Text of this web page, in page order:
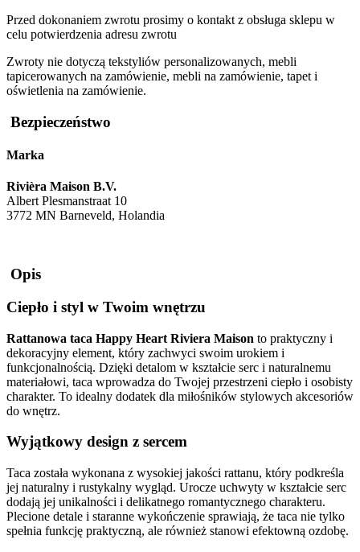
Przed dokonaniem zwrotu prosimy o kontakt z obsługa sklepu w
celu potwierdzenia adresu zwrotu
Zwroty nie dotyczą tekstyliów personalizowanych, mebli
tapicerowanych na zamówienie, mebli na zamówienie, tapet i
oświetlenia na zamówienie.
Bezpieczeństwo
Marka
Rivièra Maison B.V.
Albert Plesmanstraat 10
3772 MN Barneveld, Holandia
Opis
Ciepło i styl w Twoim wnętrzu
Rattanowa taca Happy Heart Riviera Maison to praktyczny i
dekoracyjny element, który zachwyci swoim urokiem i
funkcjonalnością. Dzięki detalom w kształcie serc i naturalnemu
materiałowi, taca wprowadza do Twojej przestrzeni ciepło i osobisty
charakter. To idealny dodatek dla miłośników stylowych akcesoriów
do wnętrz.
Wyjątkowy design z sercem
Taca została wykonana z wysokiej jakości rattanu, który podkreśla
jej naturalny i rustykalny wygląd. Urocze uchwyty w kształcie serc
dodają jej unikalności i delikatnego romantycznego charakteru.
Plecione detale i staranne wykończenie sprawiają, że taca nie tylko
spełnia funkcję praktyczną, ale również stanowi efektowną ozdobę.